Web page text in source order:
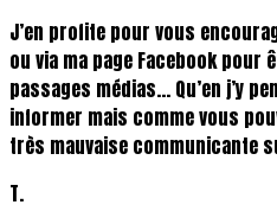
J’en profite pour vous
ou via ma page Facebook pour
passages médias… Qu’en j’y
informer mais comme vous
très mauvaise communicante
T.